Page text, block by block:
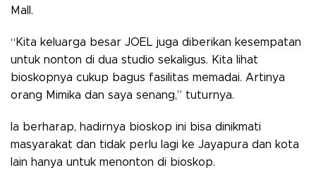
Mall.
“Kita keluarga besar JOEL juga diberikan kesempatan
untuk nonton di dua studio sekaligus. Kita lihat
bioskopnya cukup bagus fasilitas memadai. Artinya
orang Mimika dan saya senang,” tuturnya.
Ia berharap, hadirnya bioskop ini bisa dinikmati
masyarakat dan tidak perlu lagi ke Jayapura dan kota
lain hanya untuk menonton di bioskop.